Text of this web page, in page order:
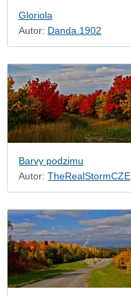
Gloriola
Autor: Danda.1902
Barvy podzimu
Autor: TheRealStormCZE